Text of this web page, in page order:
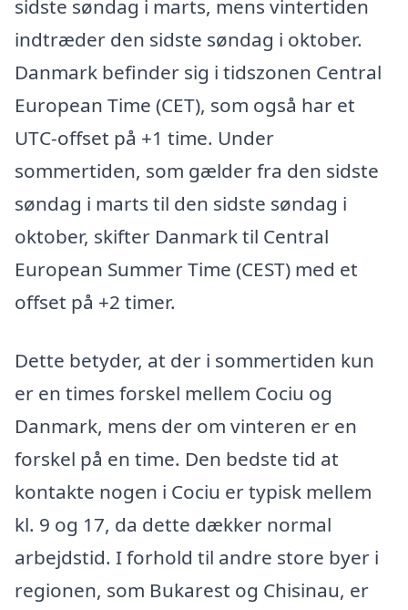
sidste søndag i marts, mens vintertiden
indtræder den sidste søndag i oktober.
Danmark befinder sig i tidszonen Central
European Time (CET), som også har et
UTC-offset på +1 time. Under
sommertiden, som gælder fra den sidste
søndag i marts til den sidste søndag i
oktober, skifter Danmark til Central
European Summer Time (CEST) med et
offset på +2 timer.
Dette betyder, at der i sommertiden kun
er en times forskel mellem Cociu og
Danmark, mens der om vinteren er en
forskel på en time. Den bedste tid at
kontakte nogen i Cociu er typisk mellem
kl. 9 og 17, da dette dækker normal
arbejdstid. I forhold til andre store byer i
regionen, som Bukarest og Chisinau, er